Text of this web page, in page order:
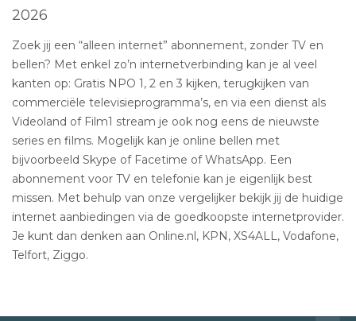
2026
Zoek jij een “alleen internet” abonnement, zonder TV en
bellen? Met enkel zo’n internetverbinding kan je al veel
kanten op: Gratis NPO 1, 2 en 3 kijken, terugkijken van
commerciële televisieprogramma’s, en via een dienst als
Videoland of Film1 stream je ook nog eens de nieuwste
series en films. Mogelijk kan je online bellen met
bijvoorbeeld Skype of Facetime of WhatsApp. Een
abonnement voor TV en telefonie kan je eigenlijk best
missen. Met behulp van onze vergelijker bekijk jij de huidige
internet aanbiedingen via de goedkoopste internetprovider.
Je kunt dan denken aan Online.nl, KPN, XS4ALL, Vodafone,
Telfort, Ziggo.